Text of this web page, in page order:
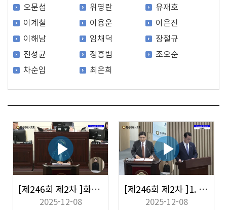
오문섭
위영란
유재호
이계철
이용운
이은진
이해남
임채덕
장철규
전성균
정흥범
조오순
차순임
최은희
[제246회 제2차 ]화성시의 도시적 특성과 지역 여건을 반영하여 기후위기 대응, 탄소중립 실현, 녹색성장 추진과 관련된 주요 쟁점들을 점검하고, 이를 통해 지속가능한 화성시의 미래 비전을 제시
2025-12-08
[제246회 제2차 ]1. 화성특례시 재정운영 기조 전환 필요성과 조직효율성 제고 2. 2026~2028년 대규모 철도·SOC사업의 시비 부담 관리 대책은?
2025-12-08